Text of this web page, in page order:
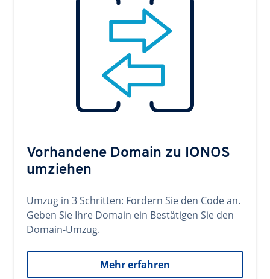
Vorhandene Domain zu IONOS
umziehen
Umzug in 3 Schritten: Fordern Sie den Code an.
Geben Sie Ihre Domain ein Bestätigen Sie den
Domain-Umzug.
Mehr erfahren